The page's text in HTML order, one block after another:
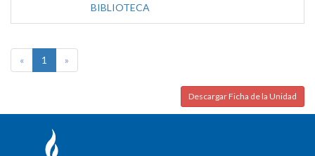
BIBLIOTECA
« 1 »
Descargar Ficha de la Unidad